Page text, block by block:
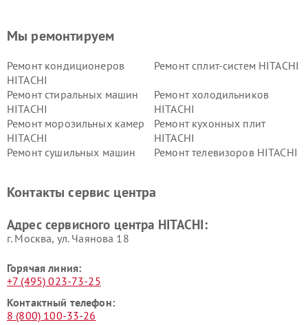
Мы ремонтируем
Ремонт кондиционеров
HITACHI
Ремонт сплит-систем HITACHI
Ремонт стиральных машин
HITACHI
Ремонт холодильников
HITACHI
Ремонт морозильных камер
HITACHI
Ремонт кухонных плит
HITACHI
Ремонт сушильных машин
Ремонт телевизоров HITACHI
данных HITACHI
HITACHI
HITACHI
HITACHI
Контакты сервис центра
Адрес сервисного центра HITACHI:
г. Москва, ул. Чаянова 18
Горячая линия:
+7 (495) 023-73-25
Контактный телефон:
8 (800) 100-33-26